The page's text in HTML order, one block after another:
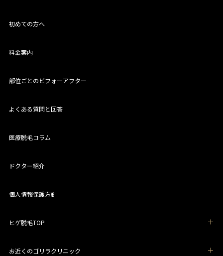
初めての方へ
料金案内
部位ごとのビフォーアフター
よくある質問と回答
医療脱毛コラム
ドクター紹介
個人情報保護方針
ヒゲ脱毛TOP
お近くのゴリラクリニック